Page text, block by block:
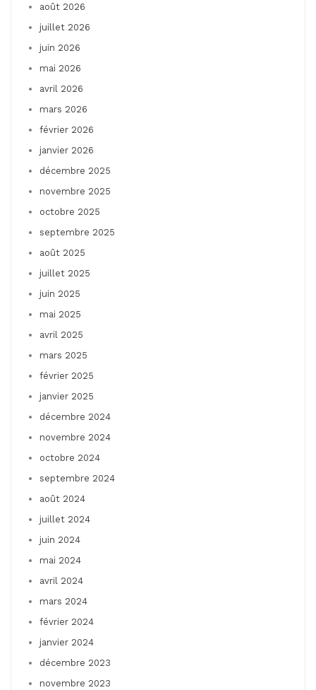
août 2026
juillet 2026
juin 2026
mai 2026
avril 2026
mars 2026
février 2026
janvier 2026
décembre 2025
novembre 2025
octobre 2025
septembre 2025
août 2025
juillet 2025
juin 2025
mai 2025
avril 2025
mars 2025
février 2025
janvier 2025
décembre 2024
novembre 2024
octobre 2024
septembre 2024
août 2024
juillet 2024
juin 2024
mai 2024
avril 2024
mars 2024
février 2024
janvier 2024
décembre 2023
novembre 2023